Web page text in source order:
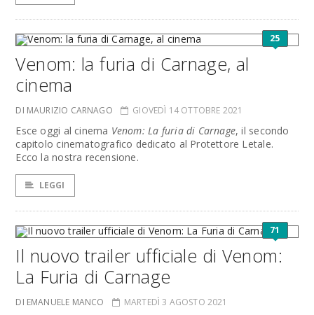
25
Venom: la furia di Carnage, al
cinema
DI MAURIZIO CARNAGO GIOVEDÌ 14 OTTOBRE 2021
Esce oggi al cinema Venom: La furia di Carnage, il secondo
capitolo cinematografico dedicato al Protettore Letale.
Ecco la nostra recensione.
LEGGI
71
Il nuovo trailer ufficiale di Venom:
La Furia di Carnage
DI EMANUELE MANCO MARTEDÌ 3 AGOSTO 2021